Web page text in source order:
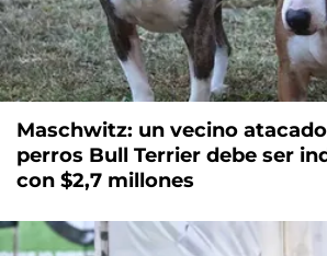
Maschwitz: un vecino
perros Bull Terrier debe ser
con $2,7 millones